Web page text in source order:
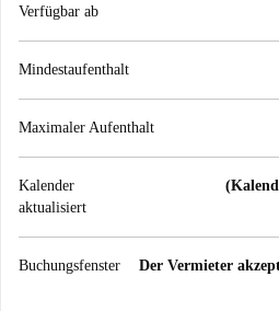
Verfügbar ab
Mindestaufenthalt
Maximaler Aufenthalt
Kalender
aktualisiert
Buchungsfenster
Der Vermieter